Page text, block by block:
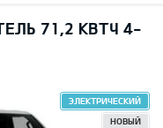
71,2 КВТЧ 4-
ЭЛЕКТРИЧЕСКИЙ
НОВЫЙ